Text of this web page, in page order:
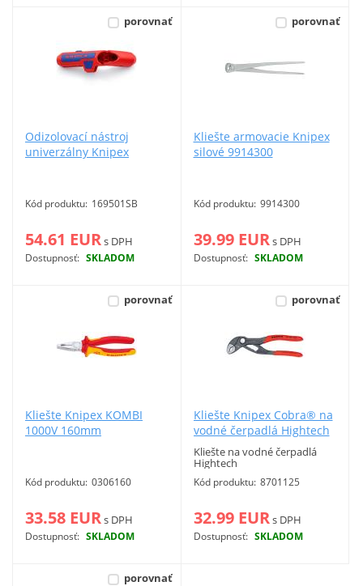
porovnať
Odizolovací nástroj
univerzálny Knipex
Kód produktu: 169501SB
54.61 EURs DPH
Dostupnosť: SKLADOM
Viac info
porovnať
Kliešte armovacie Knipex
silové 9914300
Kód produktu: 9914300
39.99 EURs DPH
Dostupnosť: SKLADOM
Viac info
porovnať
Kliešte Knipex KOMBI
1000V 160mm
Kód produktu: 0306160
33.58 EURs DPH
Dostupnosť: SKLADOM
Viac info
porovnať
Kliešte Knipex Cobra® na
vodné čerpadlá Hightech
- 8701125
Kliešte na vodné čerpadlá
Hightech
Kód produktu: 8701125
32.99 EURs DPH
Dostupnosť: SKLADOM
Viac info
porovnať